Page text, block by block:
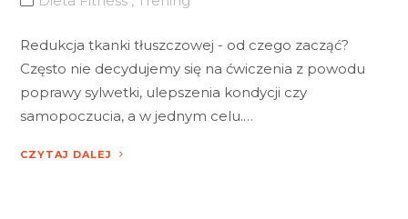
Redukcja tkanki tłuszczowej - od czego zacząć?
Często nie decydujemy się na ćwiczenia z powodu
poprawy sylwetki, ulepszenia kondycji czy
samopoczucia, a w jednym celu.…
CZYTAJ DALEJ